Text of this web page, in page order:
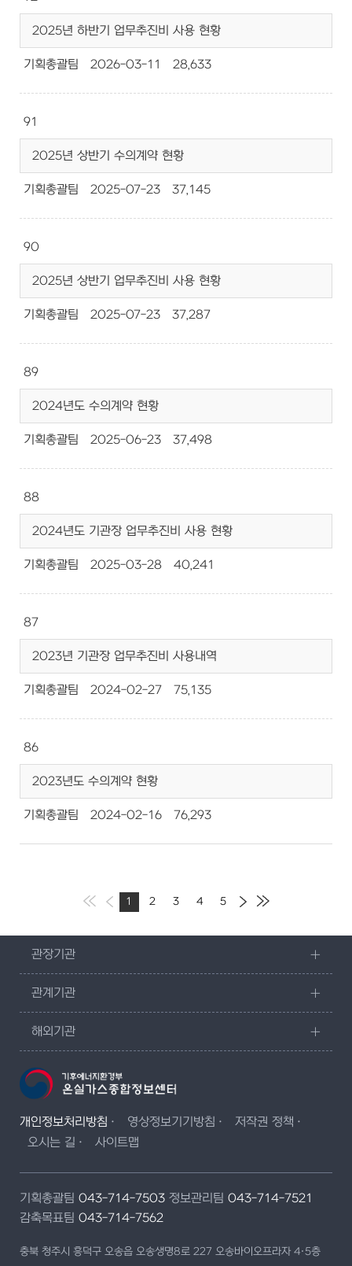
2025년 하반기 업무추진비 사용 현황
기획총괄팀 2026-03-11 28,633
91
2025년 상반기 수의계약 현황
기획총괄팀 2025-07-23 37,145
90
2025년 상반기 업무추진비 사용 현황
기획총괄팀 2025-07-23 37,287
89
2024년도 수의계약 현황
기획총괄팀 2025-06-23 37,498
88
2024년도 기관장 업무추진비 사용 현황
기획총괄팀 2025-03-28 40,241
87
2023년 기관장 업무추진비 사용내역
기획총괄팀 2024-02-27 75,135
86
2023년도 수의계약 현황
기획총괄팀 2024-02-16 76,293
1 2 3 4 5
관장기관
관계기관
해외기관
개인정보처리방침 영상정보기기방침
저작권 정책
오시는 길
사이트맵
기획총괄팀 043-714-7503 정보관리팀 043-714-7521
감축목표팀 043-714-7562
충북 청주시 흥덕구 오송읍 오송생명8로 227 오송바이오프라자 4·5층